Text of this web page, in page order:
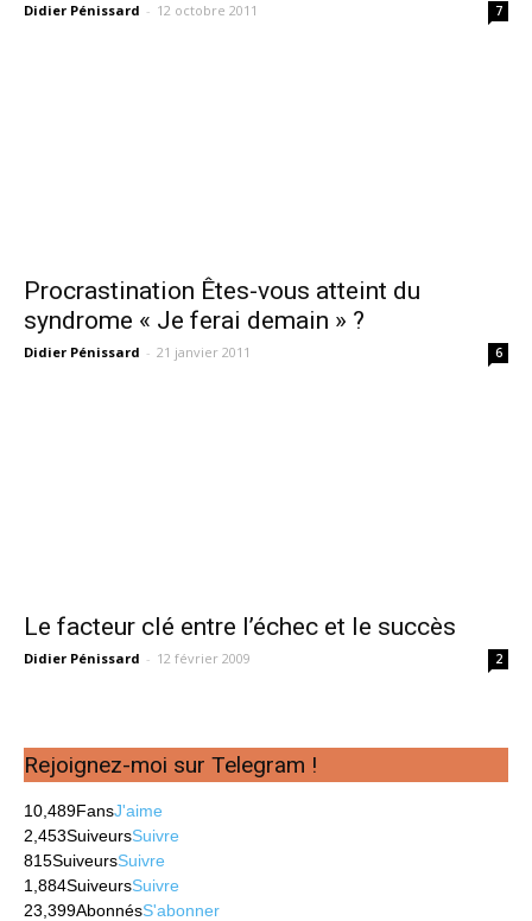
Didier Pénissard - 12 octobre 2011 7
Procrastination Êtes-vous atteint du
syndrome « Je ferai demain » ?
Didier Pénissard - 21 janvier 2011 6
Le facteur clé entre l’échec et le succès
Didier Pénissard - 12 février 2009 2
Rejoignez-moi sur Telegram !
10,489FansJ'aime
2,453SuiveursSuivre
815SuiveursSuivre
1,884SuiveursSuivre
23,399AbonnésS'abonner